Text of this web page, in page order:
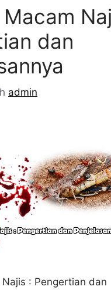
dan
admin
: Pengertian dan